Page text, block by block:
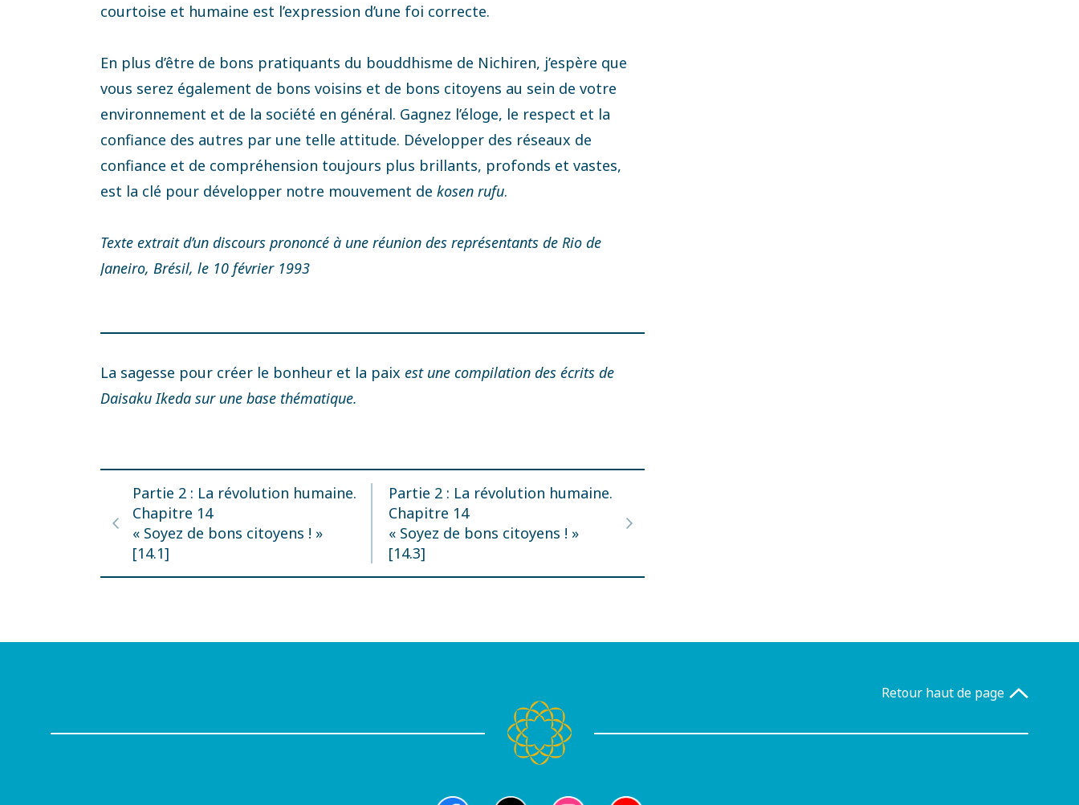
courtoise et humaine est l’expression d’une foi correcte.
En plus d’être de bons pratiquants du bouddhisme de Nichiren, j’espère que
vous serez également de bons voisins et de bons citoyens au sein de votre
environnement et de la société en général. Gagnez l’éloge, le respect et la
confiance des autres par une telle attitude. Développer des réseaux de
confiance et de compréhension toujours plus brillants, profonds et vastes,
est la clé pour développer notre mouvement de kosen rufu.
Texte extrait d’un discours prononcé à une réunion des représentants de Rio de
Janeiro, Brésil, le 10 février 1993
La sagesse pour créer le bonheur et la paix est une compilation des écrits de
Daisaku Ikeda sur une base thématique.
Partie 2 : La révolution humaine.
Chapitre 14
« Soyez de bons citoyens ! »
[14.1]
Partie 2 : La révolution humaine.
Chapitre 14
« Soyez de bons citoyens ! »
[14.3]
Retour haut de page